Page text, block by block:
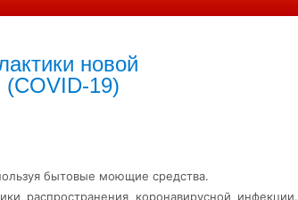
новой
(COVID-19)
бытовые моющие средства.
распространения коронавирусной инфекции.